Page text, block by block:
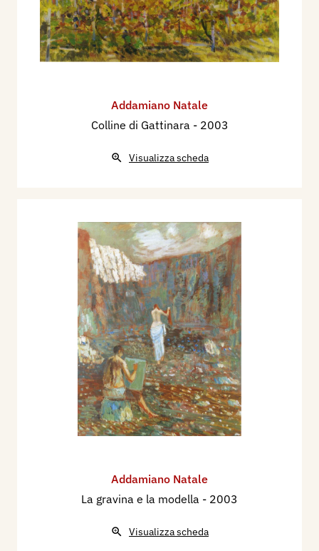
Addamiano Natale
Colline di Gattinara - 2003
Visualizza scheda
Addamiano Natale
La gravina e la modella - 2003
Visualizza scheda